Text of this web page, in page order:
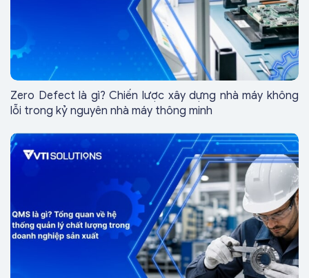
Zero Defect là gì? Chiến lược xây dựng nhà máy không
lỗi trong kỷ nguyên nhà máy thông minh